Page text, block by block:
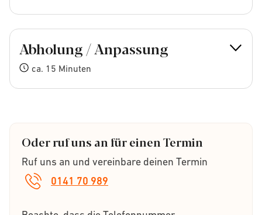
Abholung / Anpassung
ca. 15 Minuten
Oder ruf uns an für einen Termin
0141 70 989
Ruf uns an und vereinbare deinen Termin